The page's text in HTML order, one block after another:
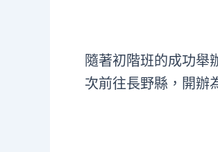
隨著初階班的成功
次前往長野縣，開辦